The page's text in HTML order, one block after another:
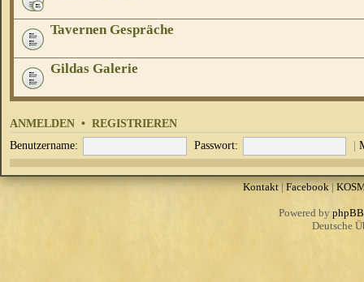
Tavernen Gespräche
Gildas Galerie
ANMELDEN • REGISTRIEREN
Benutzername: Passwort: |
Kontakt| Facebook|
Powered by phpBB
Deutsche